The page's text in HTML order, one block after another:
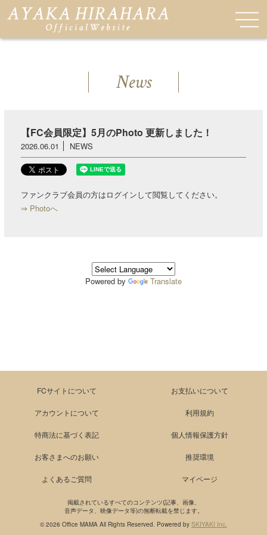
News
【FC会員限定】5月のPhoto 更新しました！
2026.06.01 NEWS
ファンクラブ会員の方はログインして閲覧してください。
⇒ Photoへ
Powered by Translate
FCサイトについて お支払いについて
アカウントについて 利用規約
特商法に基づく表記 個人情報保護方針
お客さまへのお願い 推奨環境
よくあるご質問 マイページ
掲載されているすべてのコンテンツ(記事、画像、
音声データ、映像データ等)の無断転載を禁じます。
© 2026 Office MAMA All Rights Reserved. Powered by SKIYAKI Inc.